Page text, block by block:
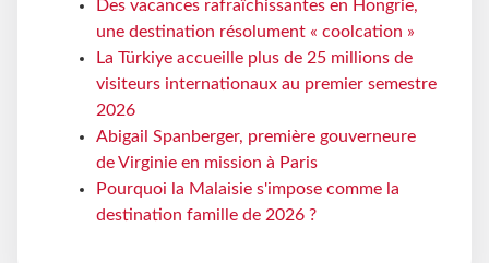
Des vacances rafraîchissantes en Hongrie,
une destination résolument « coolcation »
La Türkiye accueille plus de 25 millions de
visiteurs internationaux au premier semestre
2026
Abigail Spanberger, première gouverneure
de Virginie en mission à Paris
Pourquoi la Malaisie s'impose comme la
destination famille de 2026 ?